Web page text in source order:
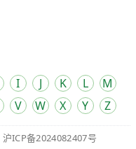
I J K L
M
V W X Y Z
沪ICP备2024082407号